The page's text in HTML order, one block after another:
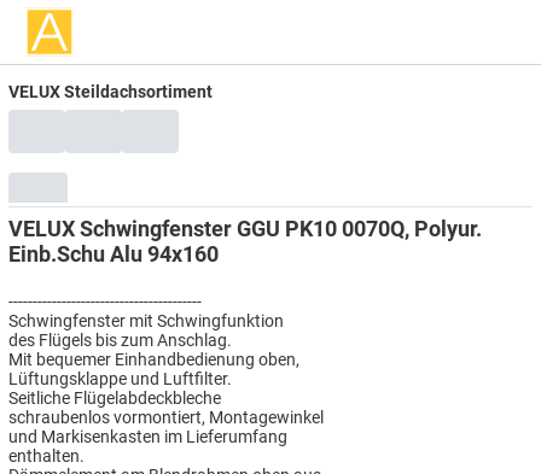
VELUX Steildachsortiment
VELUX Schwingfenster GGU PK10 0070Q, Polyur.
Einb.Schu Alu 94x160
----------------------------------------
Schwingfenster mit Schwingfunktion
des Flügels bis zum Anschlag.
Mit bequemer Einhandbedienung oben,
Lüftungsklappe und Luftfilter.
Seitliche Flügelabdeckbleche
schraubenlos vormontiert, Montagewinkel
und Markisenkasten im Lieferumfang
enthalten.